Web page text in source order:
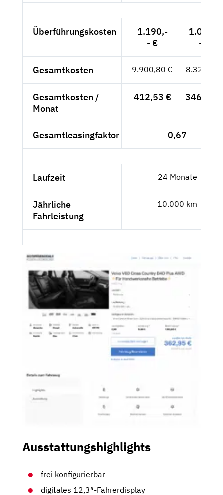
Überführungskosten
1.190,-
- €
1.000,-
- €
Gesamtkosten 9.900,80 € 8.320,-- €
Gesamtkosten /
Monat
412,53 € 346,67 €
Gesamtleasingfaktor 0,67
Laufzeit 24 Monate
Jährliche
Fahrleistung
10.000 km
Ausstattungshighlights
frei konfigurierbar
digitales 12,3″-Fahrerdisplay